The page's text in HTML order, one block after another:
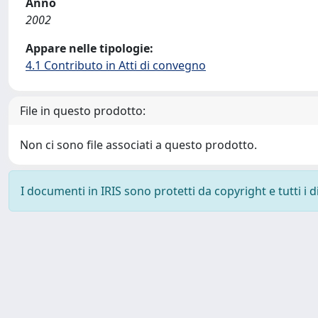
2002
Appare nelle tipologie:
4.1 Contributo in Atti di convegno
File in questo prodotto:
Non ci sono file associati a questo prodotto.
I documenti in IRIS sono protetti da copyright e tutti i